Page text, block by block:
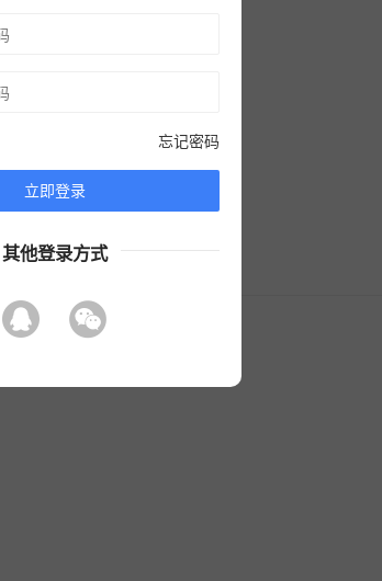
忘记密码
立即登录
其他登录方式